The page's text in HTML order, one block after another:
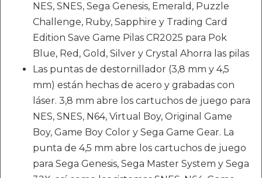
NES, SNES, Sega Genesis, Emerald, Puzzle
Challenge, Ruby, Sapphire y Trading Card
Edition Save Game Pilas CR2025 para Pok
Blue, Red, Gold, Silver y Crystal Ahorra las pilas
Las puntas de destornillador (3,8 mm y 4,5
mm) están hechas de acero y grabadas con
láser. 3,8 mm abre los cartuchos de juego para
NES, SNES, N64, Virtual Boy, Original Game
Boy, Game Boy Color y Sega Game Gear. La
punta de 4,5 mm abre los cartuchos de juego
para Sega Genesis, Sega Master System y Sega